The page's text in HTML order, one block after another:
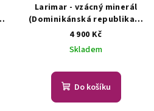
Larimar - vzácný minerál
(Dominikánská republika) -
autorský šperk s top
larimarem
AUTORSKÁ
TVORBA ŠPERKŮ Z
4 900 Kč
Skladem
Do košíku